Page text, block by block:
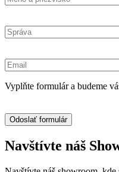
Vyplňte formulár a budeme
Navštívte náš